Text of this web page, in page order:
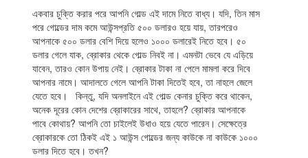
একবার চুক্তি করার পরে আপনি গোল্ড এই দামে নিতে বাধ্য। যদি, তিন মাস
পরে গোল্ডের দাম কমে আউন্সপ্রতি ৫০০ ডলারও হয়ে যায়, তারপরেও
আপনাকে ৫০০ ডলার বেশি দিয়ে হলেও ১০০০ ডলারেই নিতে হবে। ৫০
ডলার গেলে যাক, ব্রোকার থেকে গোল্ড নিবই না। এমনটা ভেবে যে এড়িয়ে
যাবেন, তারও কোন উপায় নেই। ব্রোকার টাকা না পেলে মামলা করে দিবে
আপনার নামে। আদালতে গেলে আপনি টাকা দিতেই হবে, তা নাহলে জেলে
যেতে হবে। কিন্তু, যদি অনলাইনে এই গোল্ড কেনার চুক্তি করে থাকেন,
অনেক দূরের কোন দেশের ব্রোকারের সাথে, তাহলে? ব্রোকার আপনাকে
পাবে কোথায়? আপনি তো চাইলেই উধাও হয়ে যেতে পারেন। সেক্ষেত্রে
ব্রোকারকে তো ঠিকই এই ১ আউন্স গোল্ডের জন্য কাউকে না কাউকে ১০০০
ডলার দিতে হবে। তখন?